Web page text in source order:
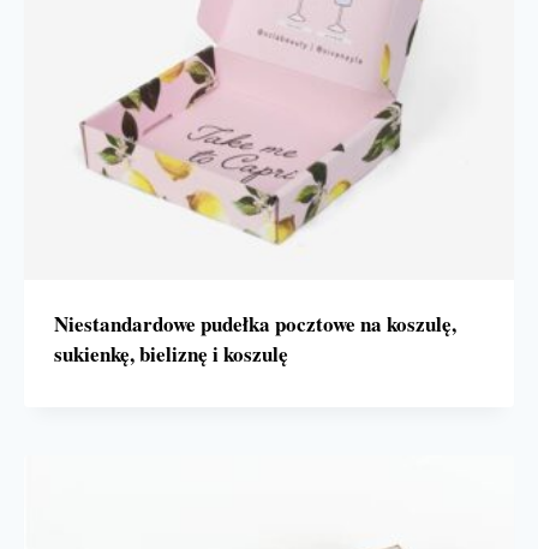
Niestandardowe pudełka pocztowe na koszulę,
sukienkę, bieliznę i koszulę